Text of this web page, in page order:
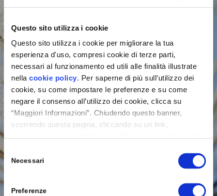
Questo sito utilizza i cookie
Questo sito utilizza i cookie per migliorare la tua
esperienza d'uso, compresi cookie di terze parti,
necessari al funzionamento ed utili alle finalità illustrate
nella cookie policy. Per saperne di più sull’utilizzo dei
cookie, su come impostare le preferenze e su come
negare il consenso all’utilizzo dei cookie, clicca su
“Maggiori Informazioni”. Chiudendo questo banner,
scorrendo questa pagina, cliccando su un link,
Selezione
del
consenso
Necessari
Preferenze
vediamo
incontrarti
in fiera
MCE allo
stand
M25
(Pad.24).